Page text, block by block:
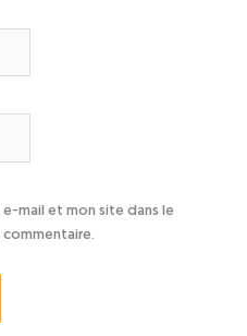
e-mail et mon site dans le